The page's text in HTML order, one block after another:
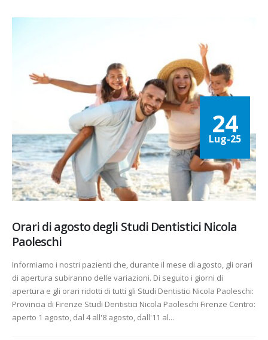
24
Lug-25
Orari di agosto degli Studi Dentistici Nicola
Paoleschi
Informiamo i nostri pazienti che, durante il mese di agosto, gli orari
di apertura subiranno delle variazioni. Di seguito i giorni di
apertura e gli orari ridotti di tutti gli Studi Dentistici Nicola Paoleschi:
Provincia di Firenze Studi Dentistici Nicola Paoleschi Firenze Centro:
aperto 1 agosto, dal 4 all'8 agosto, dall'11 al...